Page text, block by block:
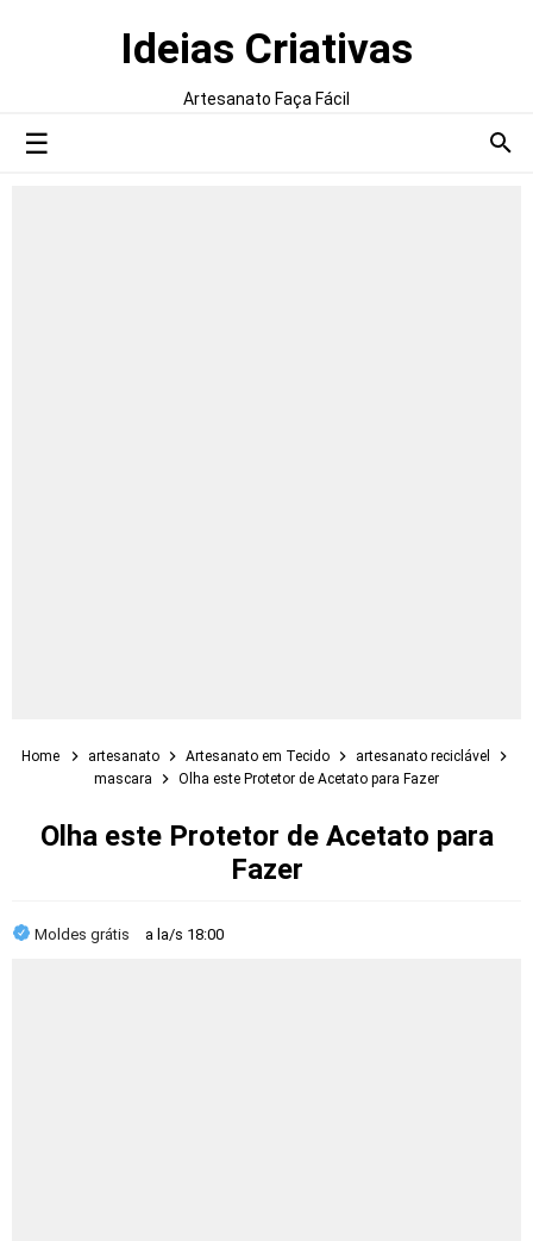
Ideias Criativas
Artesanato Faça Fácil
Home artesanato Artesanato em Tecido
artesanato reciclável
mascara
Olha este Protetor de Acetato para Fazer
Olha este Protetor de Acetato para
Fazer
Moldes grátis a la/s 18:00